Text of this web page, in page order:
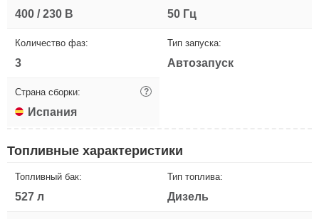
400 / 230 В 50 Гц
Количество фаз:
3
Тип запуска:
Автозапуск
Страна сборки: ?
Испания
Топливные характеристики
Топливный бак:
527 л
Тип топлива:
Дизель